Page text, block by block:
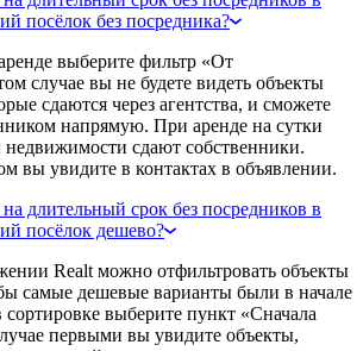
посёлок без посредника?
выберите фильтр «От
случае вы не будете видеть объекты
сдаются через агентства, и сможете
напрямую. При аренде на сутки
недвижимости сдают собственники.
вы увидите в контактах в объявлении.
длительный срок без посредников в
посёлок дешево?
Realt можно отфильтровать объекты
самые дешевые варианты были в начале
выберите пункт «Сначала
первыми вы увидите объекты,